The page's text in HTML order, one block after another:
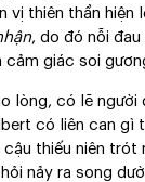
vị thiên thần hiện
, do đó nỗi đau
giác soi
lòng, có lẽ người
có liên can gì
thiếu niên trót
nảy ra song